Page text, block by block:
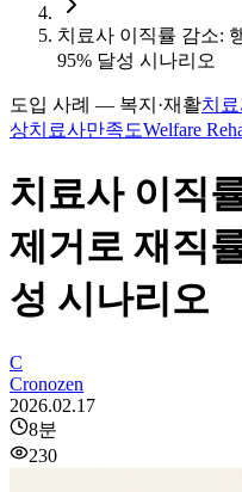
치료사 이직률 감소:
95% 달성 시나리오
도입 사례 — 복지·재활치
상치료사만족도Welfare
치료사 이직
제거로 재직
성 시나리오
C
Cronozen
2026.02.17
8분
230